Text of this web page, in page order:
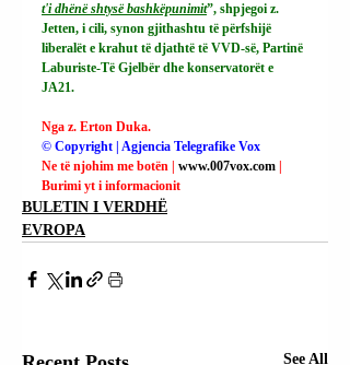
t'i dhënë shtysë bashkëpunimit”, shpjegoi z.
Jetten, i cili, synon gjithashtu të përfshijë
liberalët e krahut të djathtë të VVD-së, Partinë
Laburiste-Të Gjelbër dhe konservatorët e
JA21.
Nga z. Erton Duka.
© Copyright | Agjencia Telegrafike Vox
Ne të njohim me botën | www.007vox.com
Burimi yt i informacionit
BULETIN I VERDHË
EVROPA
See All